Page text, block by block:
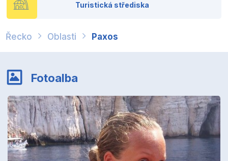
Turistická střediska
Řecko Oblasti Paxos
Fotoalba